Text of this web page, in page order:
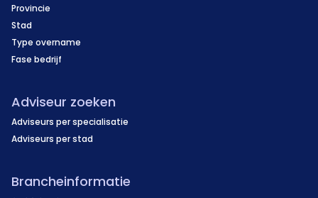
Provincie
Stad
Type overname
Fase bedrijf
Adviseur zoeken
Adviseurs per specialisatie
Adviseurs per stad
Brancheinformatie